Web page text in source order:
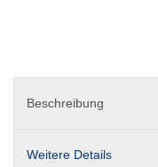
Beschreibung
Weitere Details